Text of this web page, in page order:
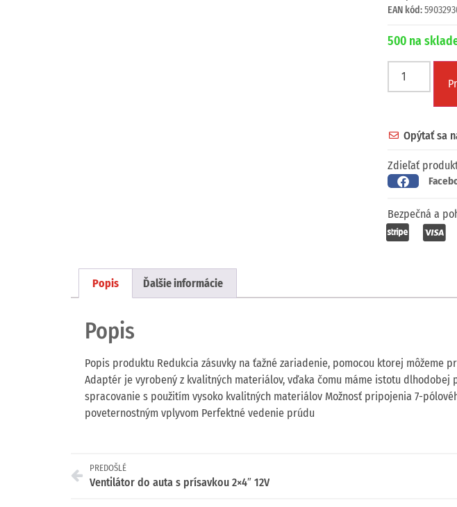
EAN kód:
500 na
Opýtať sa
Zdieľať
Bezpečná a
Popis Ďalšie informácie
Popis
Popis produktu Redukcia zásuvky na ťažné zariadenie, pomocou ktorej môžeme
Adaptér je vyrobený z kvalitných materiálov, vďaka čomu máme istotu
spracovanie s použitím vysoko kvalitných materiálov Možnosť pripojenia 7-
poveternostným vplyvom Perfektné vedenie prúdu
PREDOŠLÉ
Ventilátor do auta s prísavkou 2×4″ 12V